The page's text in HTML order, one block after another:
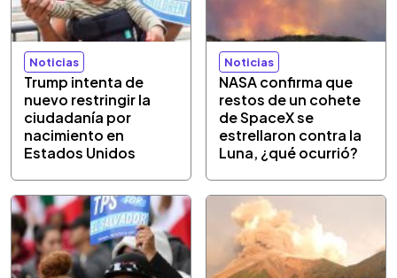
Noticias
Trump intenta de
nuevo restringir la
ciudadanía por
nacimiento en
Estados Unidos
Noticias
NASA confirma que
restos de un cohete
de SpaceX se
estrellaron contra la
Luna, ¿qué ocurrió?